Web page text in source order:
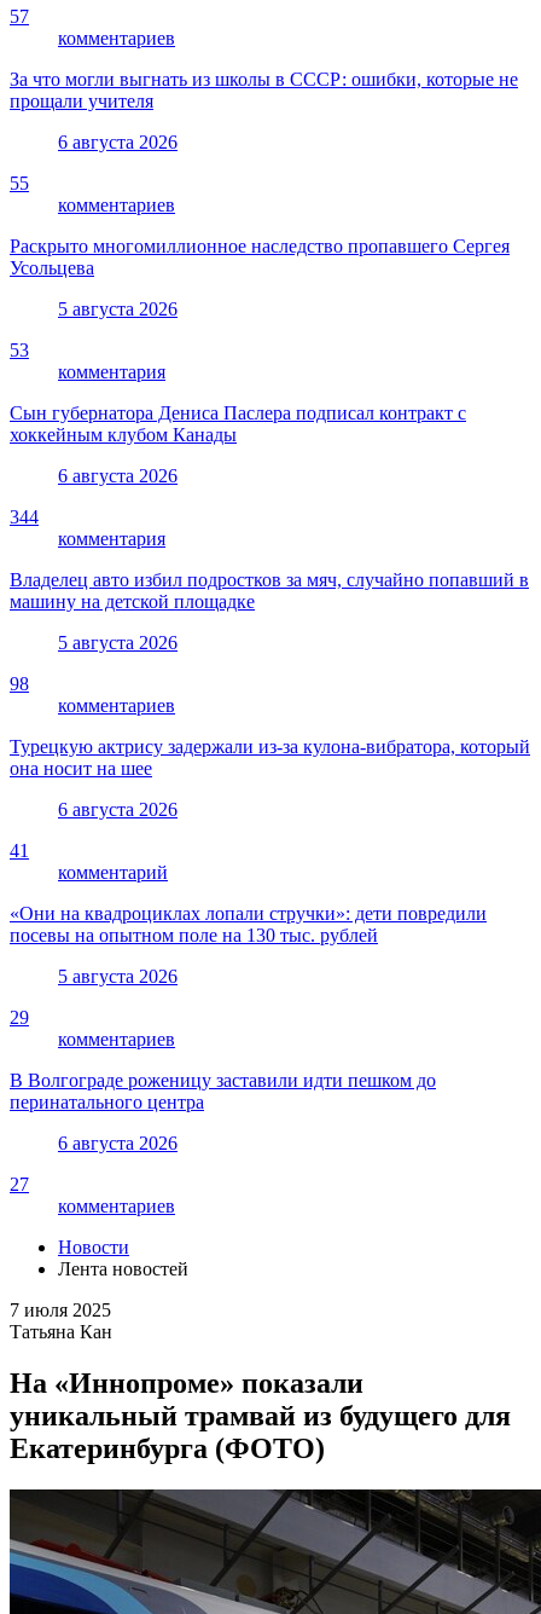
57
комментариев
За что могли выгнать из школы в СССР: ошибки, которые не
прощали учителя
6 августа 2026
55
комментариев
Раскрыто многомиллионное наследство пропавшего Сергея
Усольцева
5 августа 2026
53
комментария
Сын губернатора Дениса Паслера подписал контракт с
хоккейным клубом Канады
6 августа 2026
344
комментария
Владелец авто избил подростков за мяч, случайно попавший в
машину на детской площадке
5 августа 2026
98
комментариев
Турецкую актрису задержали из-за кулона-вибратора, который
она носит на шее
6 августа 2026
41
комментарий
«Они на квадроциклах лопали стручки»: дети повредили
посевы на опытном поле на 130 тыс. рублей
5 августа 2026
29
комментариев
В Волгограде роженицу заставили идти пешком до
перинатального центра
6 августа 2026
27
комментариев
Новости
Лента новостей
7 июля 2025
Татьяна Кан
На «Иннопроме» показали
уникальный трамвай из будущего для
Екатеринбурга (ФОТО)